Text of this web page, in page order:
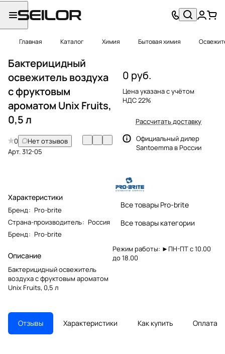
Главная Каталог Химия Бытовая химия
Бактерицидный
освежитель воздуха
с фруктовым
ароматом Unix Fruits,
0,5 л
0
Нет отзывов
Арт.312-05
Характеристики
Бренд: Pro-brite
Страна-производитель: Россия
Бренд: Pro-brite
Описание
Бактерицидный освежитель
воздуха с фруктовым ароматом
Unix Fruits, 0,5 л
0 руб.
Цена указана с учётом
НДС 22%
Рассчитать доставку
Официальный дилер
Santoemma в России
Все товары Pro-brite
Все товары категории
Режим работы: ►ПН-ПТ с 10.00
до 18.00
Отзывы Характеристики Как купить Оплата